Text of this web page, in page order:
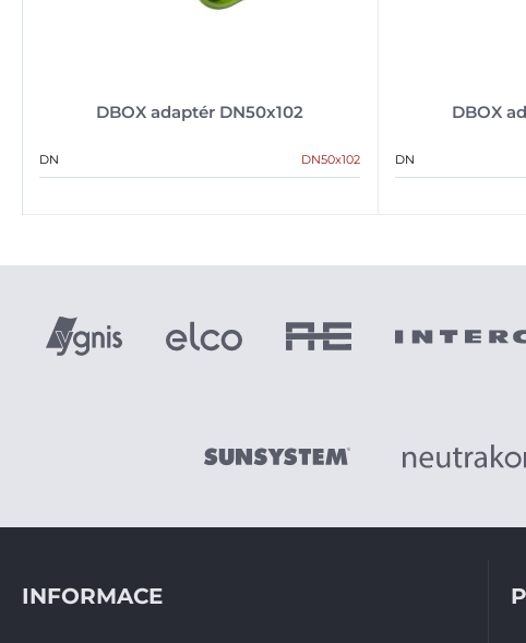
DBOX adaptér DN50x102
DN DN50x102
DBOX
DN
INFORMACE